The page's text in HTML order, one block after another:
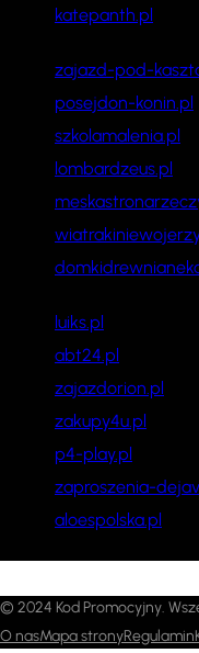
katepanth.pl
zajazd-pod-
posejdon-konin.pl
szkolamalenia.pl
lombardzeus.pl
luiks.pl
abt24.pl
zajazdorion.pl
zakupy4u.pl
p4-play.pl
zaproszenia-
aloespolska.pl
© 2024 Kod Promocyjny.
O nasMapa stronyRegulamin